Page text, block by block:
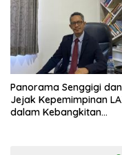
Panorama Senggigi dan
Jejak Kepemimpinan
dalam Kebangkitan